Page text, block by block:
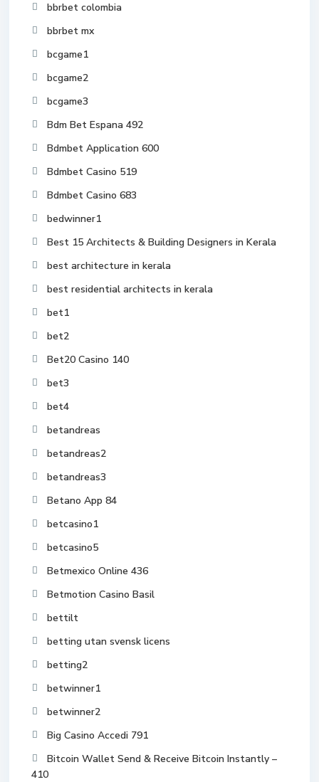
bbrbet colombia
bbrbet mx
bcgame1
bcgame2
bcgame3
Bdm Bet Espana 492
Bdmbet Application 600
Bdmbet Casino 519
Bdmbet Casino 683
bedwinner1
Best 15 Architects & Building Designers in Kerala
best architecture in kerala
best residential architects in kerala
bet1
bet2
Bet20 Casino 140
bet3
bet4
betandreas
betandreas2
betandreas3
Betano App 84
betcasino1
betcasino5
Betmexico Online 436
Betmotion Casino Basil
bettilt
betting utan svensk licens
betting2
betwinner1
betwinner2
Big Casino Accedi 791
Bitcoin Wallet Send & Receive Bitcoin Instantly –
410